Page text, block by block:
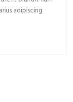
adipiscing